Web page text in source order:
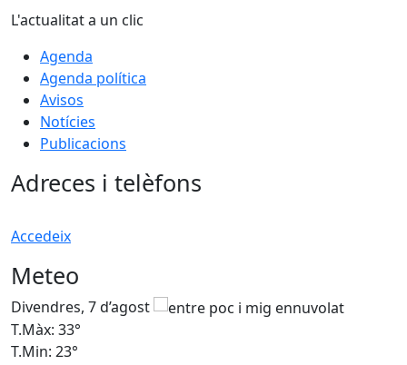
L'actualitat a un clic
Agenda
Agenda política
Avisos
Notícies
Publicacions
Adreces i telèfons
Accedeix
Meteo
Divendres, 7 d’agost
T.Màx: 33°
T.Min: 23°